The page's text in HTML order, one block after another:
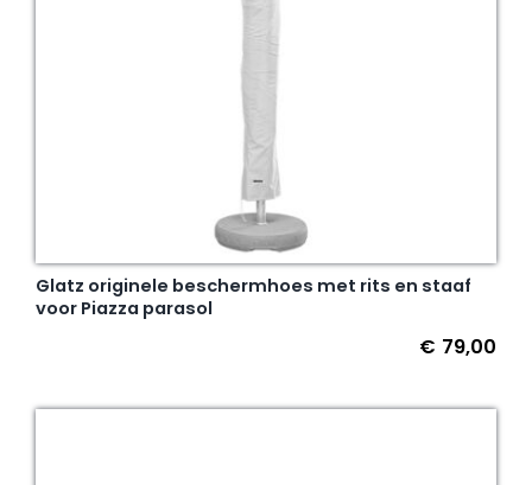
Glatz originele beschermhoes met rits en staaf
voor Piazza parasol
€ 79,00